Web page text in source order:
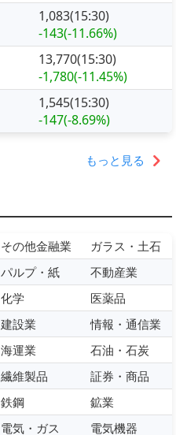
1,083(15:30)
-143(-11.66%)
13,770(15:30)
-1,780(-11.45%)
1,545(15:30)
-147(-8.69%)
もっと見る
その他金融業
ガラス・土石
パルプ・紙
不動産業
化学
医薬品
建設業
情報・通信業
海運業
石油・石炭
繊維製品
証券・商品
鉄鋼
鉱業
電気・ガス 電気機器